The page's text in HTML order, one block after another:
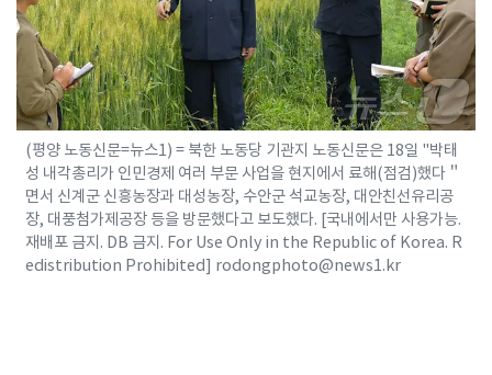
(평양 노동신문=뉴스1) = 북한 노동당 기관지 노동신문은 18일 "박태
성 내각총리가 인민경제 여러 부문 사업을 현지에서 료해(점검)했다＂
면서 신계군 신흥농장과 대성농장, 수안군 석교농장, 대안친선유리공
장, 대풍첨가제공장 등을 방문했다고 보도했다. [국내에서만 사용가능.
재배포 금지. DB 금지. For Use Only in the Republic of Korea. R
edistribution Prohibited] rodongphoto@news1.kr